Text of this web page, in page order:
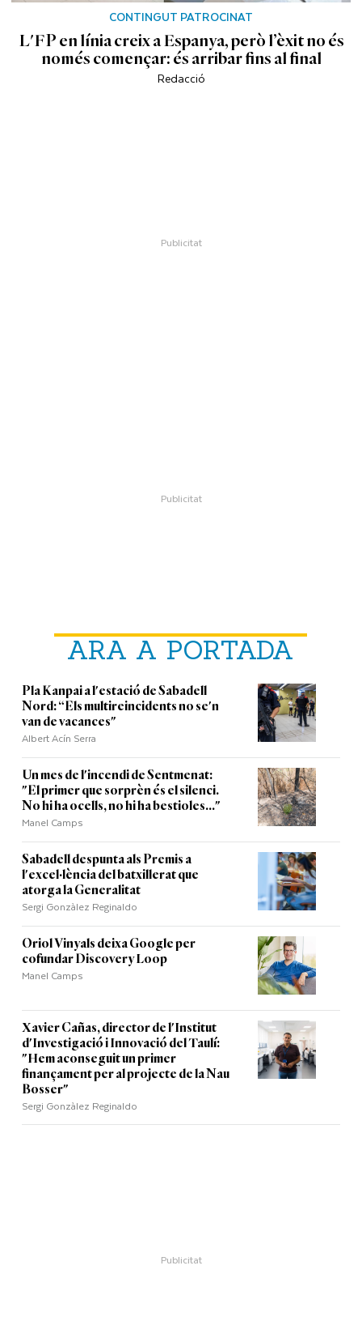
CONTINGUT PATROCINAT
L'FP en línia creix a Espanya, però l’èxit no és
només començar: és arribar fins al final
Redacció
ARA A PORTADA
Pla Kanpai a l'estació de Sabadell
Nord: “Els multireincidents no se'n
van de vacances"
Albert Acín Serra
Un mes de l'incendi de Sentmenat:
"El primer que sorprèn és el silenci.
No hi ha ocells, no hi ha bestioles..."
Manel Camps
Sabadell despunta als Premis a
l'excel·lència del batxillerat que
atorga la Generalitat
Sergi Gonzàlez Reginaldo
Oriol Vinyals deixa Google per
cofundar Discovery Loop
Manel Camps
Xavier Cañas, director de l'Institut
d'Investigació i Innovació del Taulí:
"Hem aconseguit un primer
finançament per al projecte de la Nau
Bosser"
Sergi Gonzàlez Reginaldo